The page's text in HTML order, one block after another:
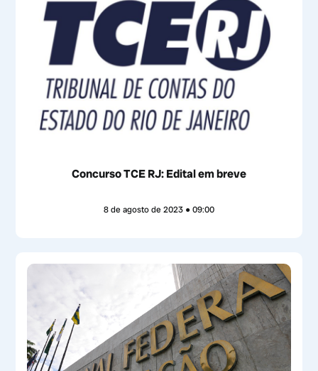
Concurso TCE RJ: Edital em breve
8 de agosto de 2023 09:00